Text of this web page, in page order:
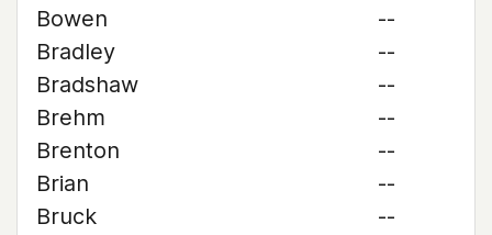
Bowen
--
Bradley
--
Bradshaw
--
Brehm
--
Brenton
--
Brian
--
Bruck
--